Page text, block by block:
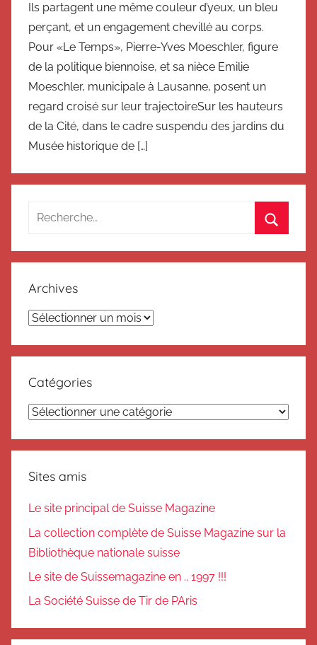
Ils partagent une même couleur d’yeux, un bleu
perçant, et un engagement chevillé au corps.
Pour «Le Temps», Pierre-Yves Moeschler, figure
de la politique biennoise, et sa nièce Emilie
Moeschler, municipale à Lausanne, posent un
regard croisé sur leur trajectoireSur les hauteurs
de la Cité, dans le cadre suspendu des jardins du
Musée historique de […]
Recherche
:
Archives
Archives
Catégories
Catégories
Sites amis
Le site principal de Suisse Magazine
La collection complète de Suisse Magazine sur la
Bibliothèque nationale suisse
Le site de Suissemagazine en .. 1997 !!!
La Société Suisse de Tir de PAris